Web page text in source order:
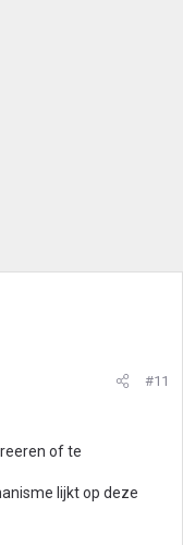
#11
of te
lijkt op deze